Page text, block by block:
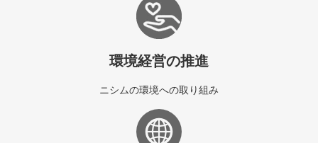
環境経営の推進
ニシムの環境への取り組み